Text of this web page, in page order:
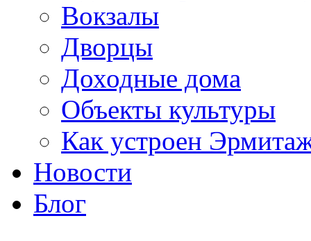
Вокзалы
Дворцы
Доходные дома
Объекты культуры
Как устроен
Новости
Блог